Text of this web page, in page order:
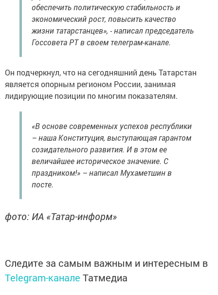
обеспечить политическую стабильность и
экономический рост, повысить качество
жизни татарстанцев», - написал председатель
Госсовета РТ в своем телеграм-канале.
Он подчеркнул, что на сегодняшний день Татарстан
является опорным регионом России, занимая
лидирующие позиции по многим показателям.
«В основе современных успехов республики
– наша Конституция, выступающая гарантом
созидательного развития. И в этом ее
величайшее историческое значение. С
праздником!» – написал Мухаметшин в
посте.
фото: ИА «Татар-информ»
Следите за самым важным и интересным в
Telegram-канале Татмедиа